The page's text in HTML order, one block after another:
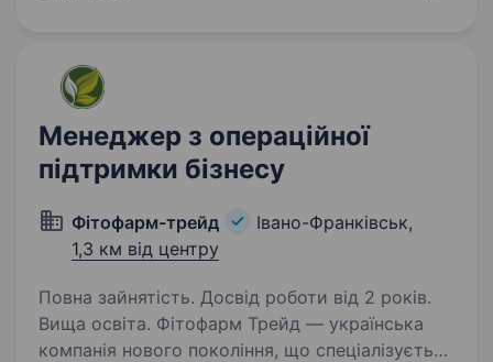
Менеджер з операційної
підтримки бізнесу
Фітофарм-трейд
Івано-Франківськ,
1,3 км від центру
Повна зайнятість. Досвід роботи від 2 років.
Вища освіта. Фітофарм Трейд — українська
компанія нового покоління, що спеціалізується